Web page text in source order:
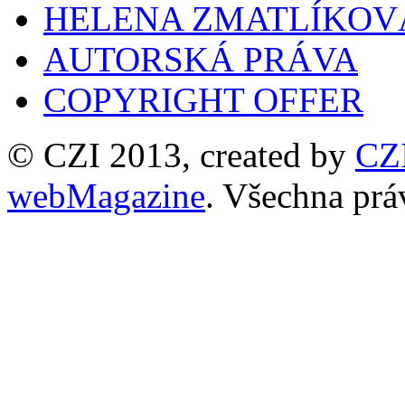
HELENA
AUTORSKÁ PRÁVA
COPYRIGHT OFFER
© CZI 2013, created by
webMagazine. Všechna